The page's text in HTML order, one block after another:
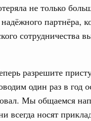
не только
партнёра,
сотрудничества
разрешите
один раз в год
Мы общаемся
всегда носят
«Инфраструктура
зданий
более